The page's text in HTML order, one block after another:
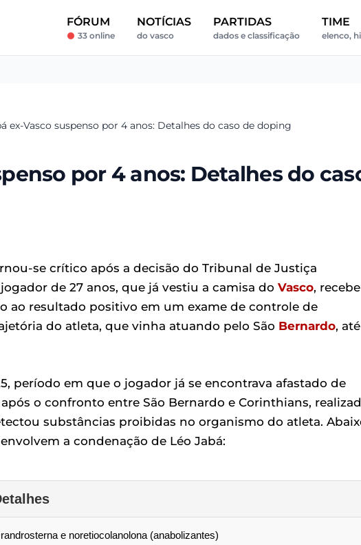
FÓRUM
33 online
NOTÍCIAS
do vasco
PARTIDAS
dados e classificação
TIME
elenco,
ex-Vasco suspenso por 4 anos: Detalhes do caso de doping
por 4 anos: Detalhes do
se crítico após a decisão do Tribunal de Justiça
de 27 anos, que já vestiu a camisa do Vasco,
ao resultado positivo em um exame de controle de
do atleta, que vinha atuando pelo São Bernardo,
período em que o jogador já se encontrava afastado de
o confronto entre São Bernardo e Corinthians,
substâncias proibidas no organismo do atleta.
a condenação de Léo Jabá:
e noretiocolanolona (anabolizantes)